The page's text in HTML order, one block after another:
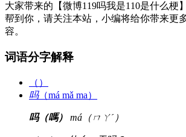
大家带来的【微博119吗我是110是什么梗
帮到你，请关注本站，小编将给你带来更
容。
词语分字解释
（）
吗（má mǎ ma）
吗（嗎） má（ㄇㄚˊ）